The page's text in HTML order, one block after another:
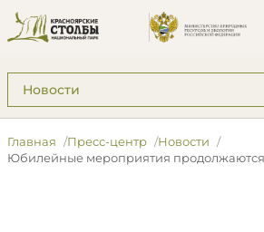
Подразделы: Пресс-центр
Главная Пресс-центр
Новости
Юбилейные мероприятия продолжаются